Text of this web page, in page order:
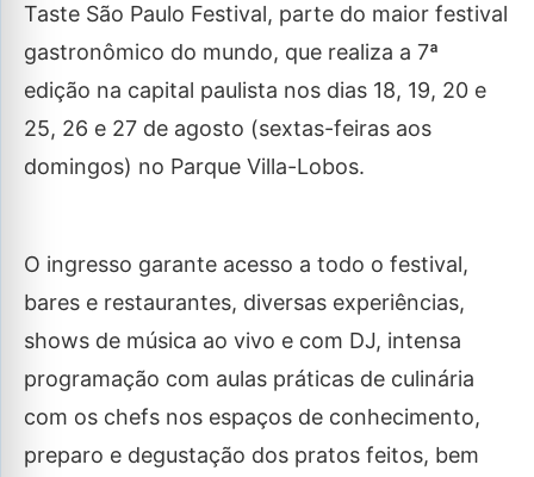
Taste São Paulo Festival, parte do maior festival
gastronômico do mundo, que realiza a 7ª
edição na capital paulista nos dias 18, 19, 20 e
25, 26 e 27 de agosto (sextas-feiras aos
domingos) no Parque Villa-Lobos.
O ingresso garante acesso a todo o festival,
bares e restaurantes, diversas experiências,
shows de música ao vivo e com DJ, intensa
programação com aulas práticas de culinária
com os chefs nos espaços de conhecimento,
preparo e degustação dos pratos feitos, bem